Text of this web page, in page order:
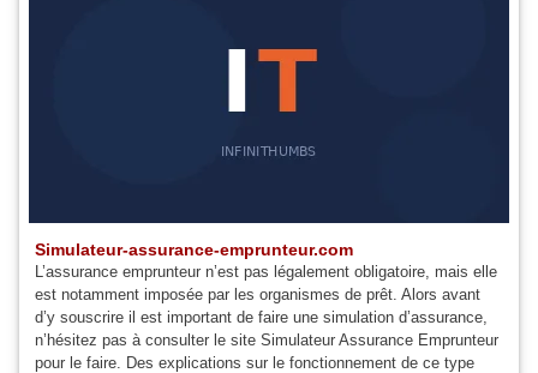
Simulateur-assurance-emprunteur.com
L’assurance emprunteur n’est pas légalement obligatoire, mais elle
est notamment imposée par les organismes de prêt. Alors avant
d’y souscrire il est important de faire une simulation d’assurance,
n’hésitez pas à consulter le site Simulateur Assurance Emprunteur
pour le faire. Des explications sur le fonctionnement de ce type